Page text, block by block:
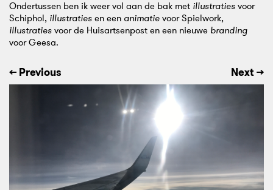
Ondertussen ben ik weer vol aan de bak met illustraties voor
Schiphol, illustraties en een animatie voorSpielwork,
illustraties voor de Huisartsenpost en een nieuwe branding
voorGeesa.
← Previous
Best
Next→